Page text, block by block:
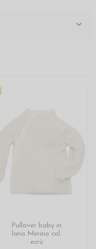
Pullover baby in
lana Merino col.
ecrù